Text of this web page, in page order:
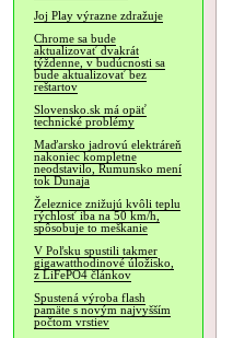
Joj Play výrazne zdražuje
Chrome sa bude
aktualizovať dvakrát
týždenne, v budúcnosti sa
bude aktualizovať bez
reštartov
Slovensko.sk má opäť
technické problémy
Maďarsko jadrovú elektráreň
nakoniec kompletne
neodstavilo, Rumunsko mení
tok Dunaja
Železnice znižujú kvôli teplu
rýchlosť iba na 50 km/h,
spôsobuje to meškanie
V Poľsku spustili takmer
gigawatthodinové úložisko,
z LiFePO4 článkov
Spustená výroba flash
pamäte s novým najvyšším
počtom vrstiev